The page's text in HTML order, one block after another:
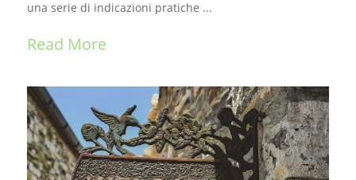
una serie di indicazioni pratiche ...
Read More